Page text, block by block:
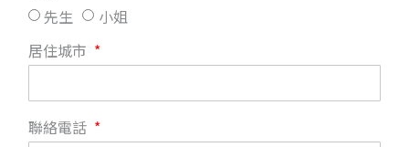
先生
小姐
居住城市
聯絡電話